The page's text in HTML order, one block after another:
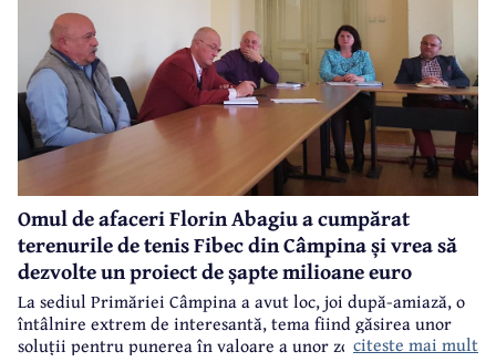
Omul de afaceri Florin Abagiu a cumpărat
terenurile de tenis Fibec din Câmpina și vrea să
dezvolte un proiect de șapte milioane euro
La sediul Primăriei Câmpina a avut loc, joi după-amiază, o
întâlnire extrem de interesantă, tema fiind găsirea unor
soluții pentru punerea în valoare a unor zone din Câmpina
citeste mai mult